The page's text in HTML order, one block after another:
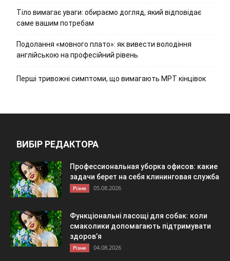
Тіло вимагає уваги: обираємо догляд, який відповідає
саме вашим потребам
Подолання «мовного плато»: як вивести володіння
англійською на професійний рівень
Перші тривожні симптоми, що вимагають МРТ кінцівок
ВИБІР РЕДАКТОРА
Профессиональная уборка офисов: какие
задачи берет на себя клининговая служба
Різне 05.08.2026
Функціональні ласощі для собак: коли
смаколики допомагають підтримувати
здоров’я
Різне 04.08.2026